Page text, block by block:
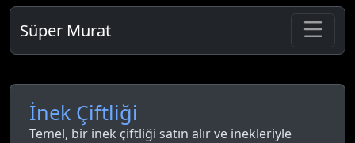
Süper Murat
İnek Çiftliği
Temel, bir inek çiftliği satın alır ve inekleriyle